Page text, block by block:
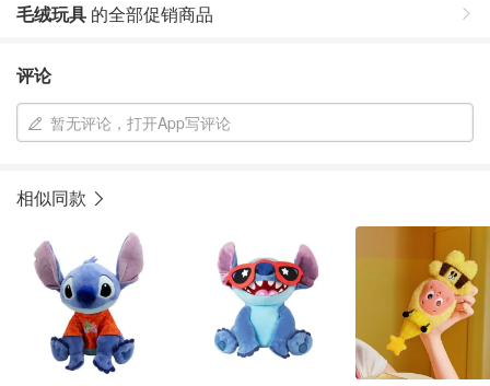
毛绒玩具 的全部促销商品
评论
暂无评论，打开App写评论
相似同款